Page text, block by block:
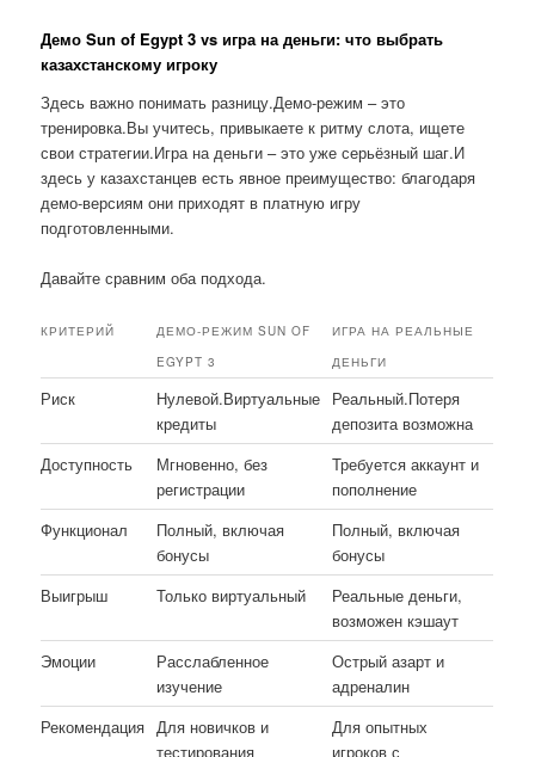
Демо Sun of Egypt 3 vs игра на деньги: что выбрать
казахстанскому игроку
Здесь важно понимать разницу.Демо-режим – это
тренировка.Вы учитесь, привыкаете к ритму слота, ищете
свои стратегии.Игра на деньги – это уже серьёзный шаг.И
здесь у казахстанцев есть явное преимущество: благодаря
демо-версиям они приходят в платную игру
подготовленными.
Давайте сравним оба подхода.
КРИТЕРИЙ
ДЕМО-РЕЖИМ SUN OF
EGYPT 3
ИГРА НА РЕАЛЬНЫЕ
ДЕНЬГИ
Риск
Нулевой.Виртуальные
кредиты
Реальный.Потеря
депозита возможна
Доступность
Мгновенно, без
регистрации
Требуется аккаунт и
пополнение
Функционал
Полный, включая
бонусы
Полный, включая
бонусы
Выигрыш
Только виртуальный
Реальные деньги,
возможен кэшаут
Эмоции
Расслабленное
изучение
Острый азарт и
адреналин
Рекомендация Для новичков и
тестирования
Для опытных
игроков с